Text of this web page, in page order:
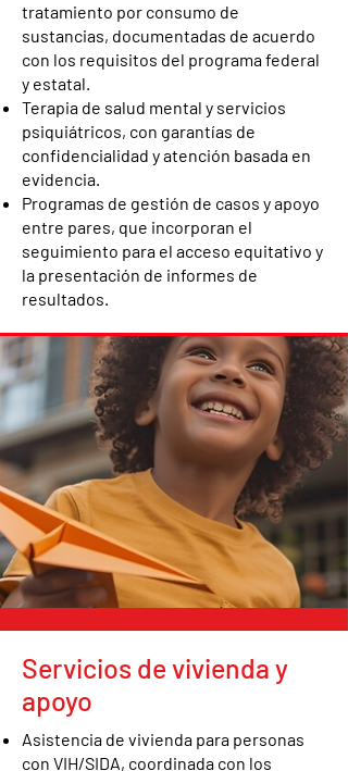
tratamiento por consumo de
sustancias, documentadas de acuerdo
con los requisitos del programa federal
y estatal.
Terapia de salud mental y servicios
psiquiátricos, con garantías de
confidencialidad y atención basada en
evidencia.
Programas de gestión de casos y apoyo
entre pares, que incorporan el
seguimiento para el acceso equitativo y
la presentación de informes de
resultados.
Servicios de vivienda y
apoyo
Asistencia de vivienda para personas
con VIH/SIDA, coordinada con los